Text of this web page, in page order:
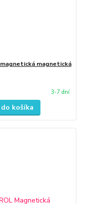
magnetická
3-7 dní
košíka